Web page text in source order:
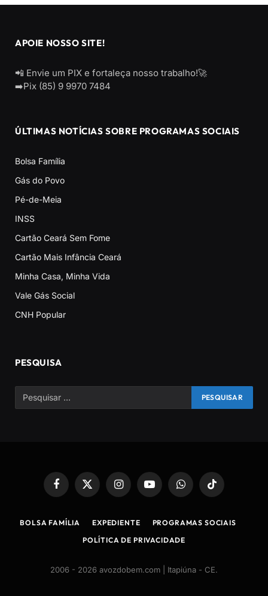
APOIE NOSSO SITE!
📲 Envie um PIX e fortaleça nosso trabalho!🚀
➡️Pix (85) 9 9970 7484
ÚLTIMAS NOTÍCIAS SOBRE PROGRAMAS SOCIAIS
Bolsa Família
Gás do Povo
Pé-de-Meia
INSS
Cartão Ceará Sem Fome
Cartão Mais Infância Ceará
Minha Casa, Minha Vida
Vale Gás Social
CNH Popular
PESQUISA
Facebook
X
(Twitter)
InstagramYouTubeWhatsAppTikTok
BOLSA FAMÍLIA EXPEDIENTE
PROGRAMAS SOCIAIS
POLÍTICA DE PRIVACIDADE
2006 - 2026 avozdobem.com | Itapiúna - CE.